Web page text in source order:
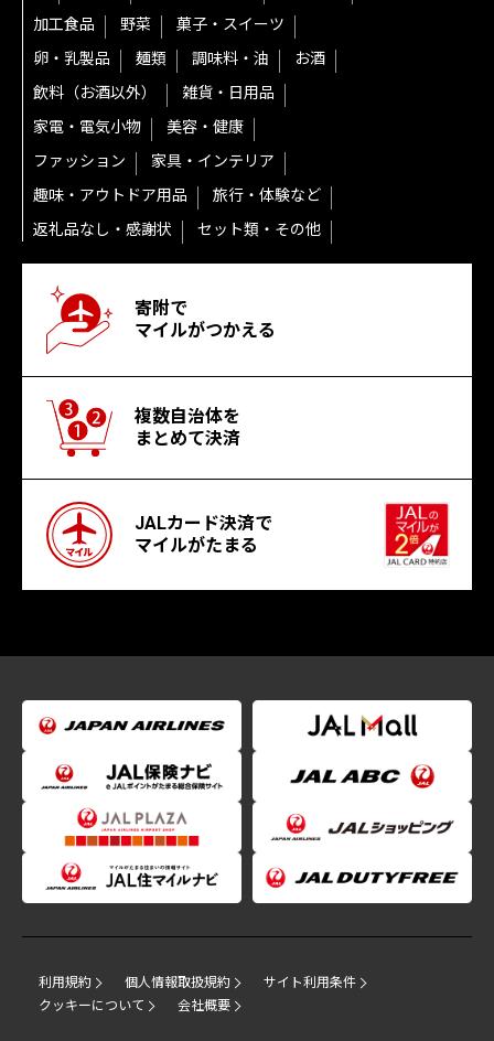
加工食品
野菜
菓子・スイーツ
卵・乳製品
麺類 調味料・油
お酒
飲料（お酒以外）
雑貨・日用品
家電・電気小物
美容・健康
ファッション
家具・インテリア
趣味・アウトドア用品
旅行・体験など
返礼品なし・感謝状
セット類・その他
寄附で
マイルがつかえる
複数自治体を
まとめて決済
JALカード決済で
マイルがたまる
利用規約 個人情報取扱規約
サイト利用条件
クッキーについて
会社概要